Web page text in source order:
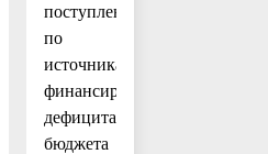
поступлений
по
источникам
финансирования
дефицита
бюджета